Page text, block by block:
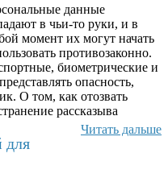
данные
в чьи-то руки, и в
момент их могут начать
противозаконно.
биометрические и
опасность,
О том, как отозвать
рассказыва
Читать дальше
для